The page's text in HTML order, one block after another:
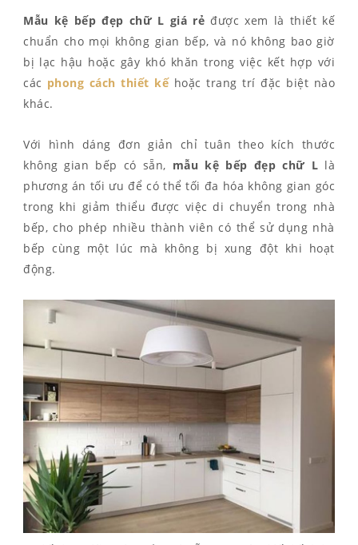
Mẫu kệ bếp đẹp chữ L giá rẻ được xem là thiết kế
chuẩn cho mọi không gian bếp, và nó không bao giờ
bị lạc hậu hoặc gây khó khăn trong việc kết hợp với
các phong cách thiết kếhoặc trang trí đặc biệt nào
khác.
Với hình dáng đơn giản chỉ tuân theo kích thước
không gian bếp có sẵn, mẫu kệ bếp đẹp chữ L là
phương án tối ưu để có thể tối đa hóa không gian góc
trong khi giảm thiểu được việc di chuyển trong nhà
bếp, cho phép nhiều thành viên có thể sử dụng nhà
bếp cùng một lúc mà không bị xung đột khi hoạt
động.